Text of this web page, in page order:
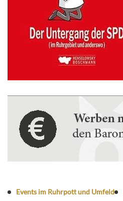
Events im Ruhrpott und Umfeld